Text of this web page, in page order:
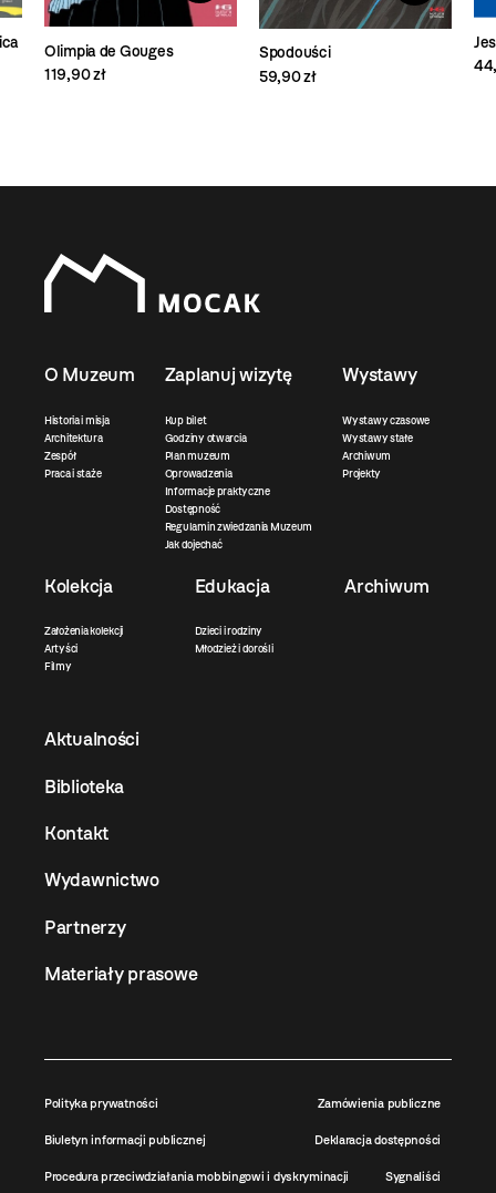
Olimpia de Gouges
119,90 zł
Spodouści
59,90 zł
O Muzeum
Historia i misja
Architektura
Zespół
Praca i staże
Zaplanuj wizytę
Kup bilet
Godziny otwarcia
Plan muzeum
Oprowadzenia
Informacje praktyczne
Dostępność
Regulamin zwiedzania Muzeum
Jak dojechać
Wystawy
Wystawy czasowe
Wystawy stałe
Archiwum
Projekty
Kolekcja
Założenia kolekcji
Artyści
Filmy
Edukacja
Dzieci i rodziny
Młodzież i dorośli
Archiwum
Aktualności
Biblioteka
Kontakt
Wydawnictwo
Partnerzy
Materiały prasowe
Polityka prywatności Zamówienia publiczne
Biuletyn informacji publicznej Deklaracja dostępności
Procedura przeciwdziałania mobbingowi i dyskryminacji Sygnaliści